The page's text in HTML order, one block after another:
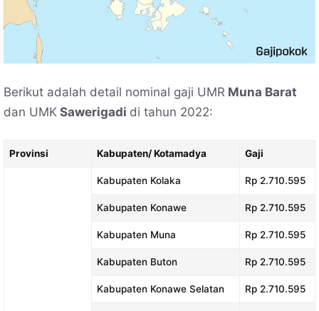
Berikut adalah detail nominal gaji UMR Muna Barat
dan UMK Sawerigadi di tahun 2022:
Provinsi Kabupaten/ Kotamadya Gaji
Kabupaten Kolaka Rp 2.710.595
Kabupaten Konawe Rp 2.710.595
Kabupaten Muna Rp 2.710.595
Kabupaten Buton Rp 2.710.595
Kabupaten Konawe Selatan Rp 2.710.595